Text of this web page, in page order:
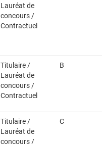
Lauréat de
concours /
Contractuel
Titulaire /
Lauréat de
concours /
Contractuel
B
Titulaire /
Lauréat de
concours /
C